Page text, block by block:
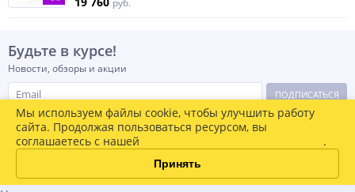
руб.
Будьте в курсе!
Новости, обзоры и акции
ПОДПИСАТЬСЯ
2013-2026 © OFKO.RU Оборудование для салонов красоты
Политика обработки ПД
Мы используем файлы cookie, чтобы улучшить работу
сайта. Продолжая пользоваться ресурсом, вы
соглашаетесь с нашей
.
Принять